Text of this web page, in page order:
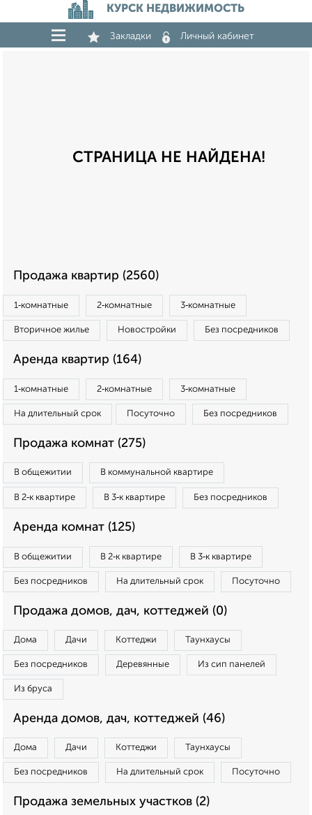
КУРСК НЕДВИЖИМОСТЬ
Закладки Личный кабинет
СТРАНИЦА НЕ НАЙДЕНА!
Продажа квартир (2560)
1‑комнатные 2‑комнатные 3‑комнатные
Вторичное жилье Новостройки Без посредников
Аренда квартир (164)
1‑комнатные 2‑комнатные 3‑комнатные
На длительный срок Посуточно Без посредников
Продажа комнат (275)
В общежитии В коммунальной квартире
В 2‑к квартире В 3‑к квартире Без посредников
Аренда комнат (125)
В общежитии В 2‑к квартире В 3‑к квартире
Без посредников На длительный срок Посуточно
Продажа домов, дач, коттеджей (0)
Дома Дачи Коттеджи Таунхаусы
Без посредников Деревянные Из сип панелей
Из бруса
Аренда домов, дач, коттеджей (46)
Дома Дачи Коттеджи Таунхаусы
Без посредников На длительный срок Посуточно
Продажа земельных участков (2)